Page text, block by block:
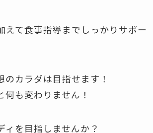
えて食事指導までしっかりサポー
のカラダは目指せます！
何も変わりません！
ィを目指しませんか？